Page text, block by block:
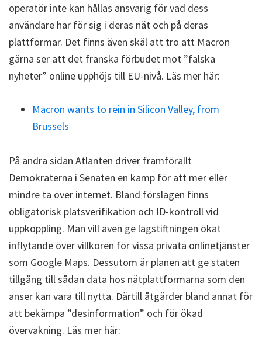
operatör inte kan hållas ansvarig för vad dess
användare har för sig i deras nät och på deras
plattformar. Det finns även skäl att tro att Macron
gärna ser att det franska förbudet mot ”falska
nyheter” online upphöjs till EU-nivå. Läs mer här:
Macron wants to rein in Silicon Valley, from
Brussels
På andra sidan Atlanten driver framförallt
Demokraterna i Senaten en kamp för att mer eller
mindre ta över internet. Bland förslagen finns
obligatorisk platsverifikation och ID-kontroll vid
uppkoppling. Man vill även ge lagstiftningen ökat
inflytande över villkoren för vissa privata onlinetjänster
som Google Maps. Dessutom är planen att ge staten
tillgång till sådan data hos nätplattformarna som den
anser kan vara till nytta. Därtill åtgärder bland annat för
att bekämpa ”desinformation” och för ökad
övervakning. Läs mer här: